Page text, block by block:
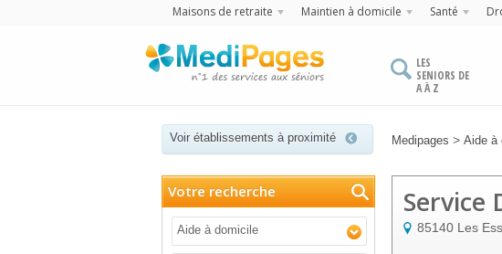
Maisons de retraite Maintien à domicile Santé
LES
SENIORS DE
A À Z
Voir établissements à proximité Medipages > Aide à
Votre recherche
Aide à domicile
Service
85140 Les